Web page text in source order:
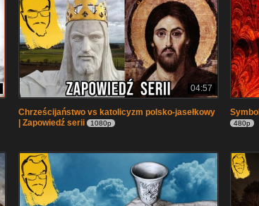
04:57
Chrześcijaństwo vs katolicyzm polsko-jasełkowy
| Zapowiedź serii
1080p 480p